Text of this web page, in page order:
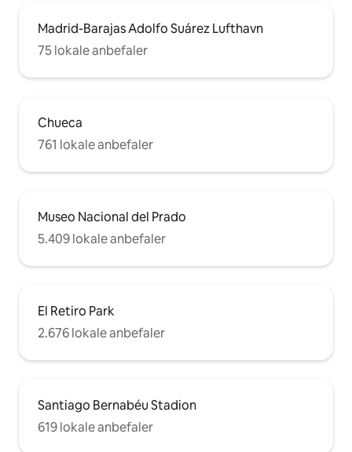
Madrid-Barajas Adolfo Suárez Lufthavn
75 lokale anbefaler
Chueca
761 lokale anbefaler
Museo Nacional del Prado
5.409 lokale anbefaler
El Retiro Park
2.676 lokale anbefaler
Santiago Bernabéu Stadion
619 lokale anbefaler